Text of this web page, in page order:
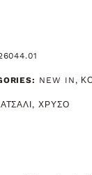
NEW IN,
ΑΤΣΑΛΙ, ΧΡΥΣΟ